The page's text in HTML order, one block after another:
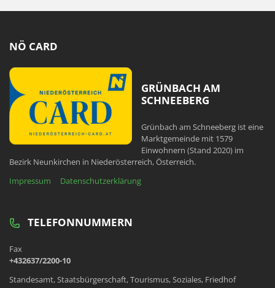
NÖ CARD
GRÜNBACH AM
SCHNEEBERG
Grünbach am Schneeberg ist eine
Marktgemeinde mit 1579
Einwohnern (Stand 2020) im
Bezirk Neunkirchen in Niederösterreich, Österreich.
Impressum
Datenschutzerklärung
TELEFONNUMMERN
Fax
+432637/2200-10
Standesamt, Staatsbürgerschaft, Tourismus, Soziales, Friedhof